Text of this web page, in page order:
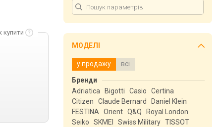
купити
МОДЕЛІ
у продажу всі
Бренди
Adriatica
Bigotti Casio
Certina
Citizen
Claude Bernard
Daniel Klein
FESTINA
Orient Q&Q
Royal London
Seiko
SKMEI Swiss Military TISSOT